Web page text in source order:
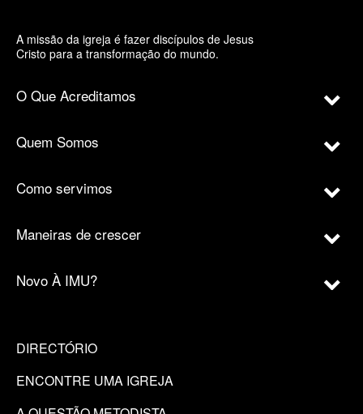
A missão da igreja é fazer discípulos de Jesus
Cristo para a transformação do mundo.
O Que Acreditamos
Quem Somos
Como servimos
Maneiras de crescer
Novo À IMU?
DIRECTÓRIO
ENCONTRE UMA IGREJA